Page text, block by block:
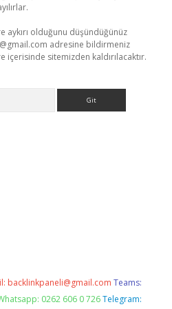
aykırı olduğunu düşündüğünüz
adresine bildirmeniz
içerisinde sitemizden kaldırılacaktır.
backlinkpaneli@gmail.com Teams:
0262 606 0 726 Telegram: